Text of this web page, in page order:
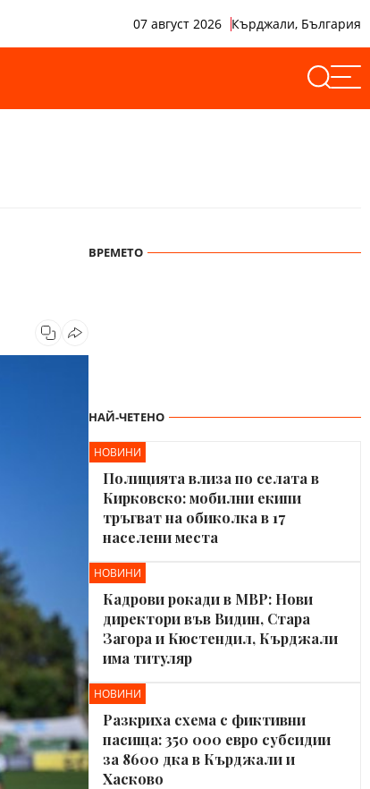
07 август 2026 Кърджали, България
ВРЕМЕТО
НАЙ-ЧЕТЕНО
НОВИНИ
Полицията влиза по селата в
Кирковско: мобилни екипи
тръгват на обиколка в 17
населени места
НОВИНИ
Кадрови рокади в МВР: Нови
директори във Видин, Стара
Загора и Кюстендил, Кърджали
има титуляр
НОВИНИ
Разкриха схема с фиктивни
пасища: 350 000 евро субсидии
за 8600 дка в Кърджали и
Хасково